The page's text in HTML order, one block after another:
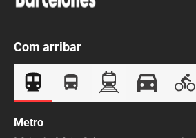
Com arribar
Metro